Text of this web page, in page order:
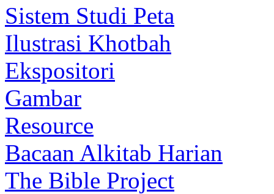
Sistem Studi Peta
Ilustrasi Khotbah
Ekspositori
Gambar
Resource
Bacaan Alkitab Harian
The Bible Project